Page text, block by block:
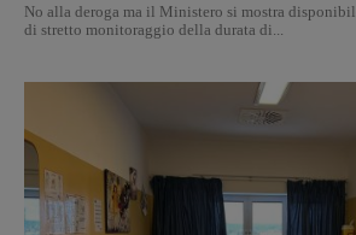
No alla deroga ma il Ministero si mostra
di stretto monitoraggio della durata di...